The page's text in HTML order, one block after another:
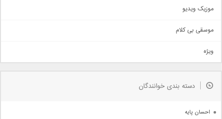
سنتی
اهنگ بندرعباسی
دمو
مذهبی
جدیدترین ها
موزیک ویدیو
موسقی بی کلام
ویژه
دسته بندی خوانندگان
احسان پایه